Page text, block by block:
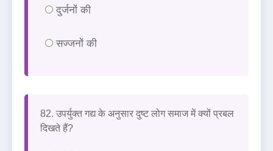
दुर्जनों की
सज्जनों की
82. उपर्युक्त गद्य के अनुसार दुष्ट लोग समाज में क्यों प्रबल
दिखते हैं?